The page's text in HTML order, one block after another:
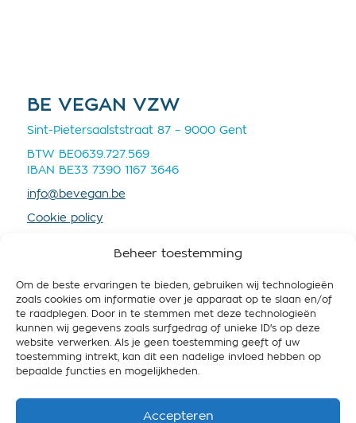
Beheer toestemming
Om de beste ervaringen te bieden, gebruiken wij technologieën
zoals cookies om informatie over je apparaat op te slaan en/of
te raadplegen. Door in te stemmen met deze technologieën
kunnen wij gegevens zoals surfgedrag of unieke ID's op deze
website verwerken. Als je geen toestemming geeft of uw
toestemming intrekt, kan dit een nadelige invloed hebben op
bepaalde functies en mogelijkheden.
Accepteren
BE VEGAN VZW
Sint-Pietersaalststraat 87 – 9000 Gent
BTW BE0639.727.569
IBAN BE33 7390 1167 3646
info@bevegan.be
Cookie policy
STEUN BE VEGAN
Help ons om België vegan-friendly te maken! Steun